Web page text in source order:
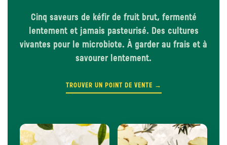
Cinq saveurs de kéfir de fruit brut, fermenté
lentement et jamais pasteurisé. Des cultures
vivantes pour le microbiote. À garder au frais et à
savourer lentement.
TROUVER UN POINT DE VENTE →